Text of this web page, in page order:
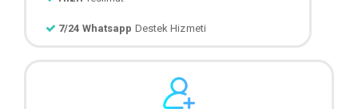
7/24 Whatsapp Destek Hizmeti